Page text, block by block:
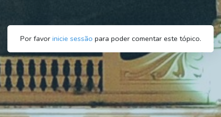
Por favor inicie sessão para poder comentar este tópico.